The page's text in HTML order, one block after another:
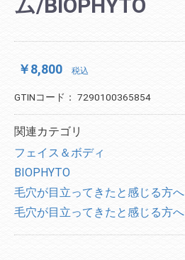
ム/BIOPHYTO
￥8,800 税込
GTINコード： 7290100365854
関連カテゴリ
フェイス＆ボディ
BIOPHYTO
毛穴が目立ってきたと感じる方へ
毛穴が目立ってきたと感じる方へ